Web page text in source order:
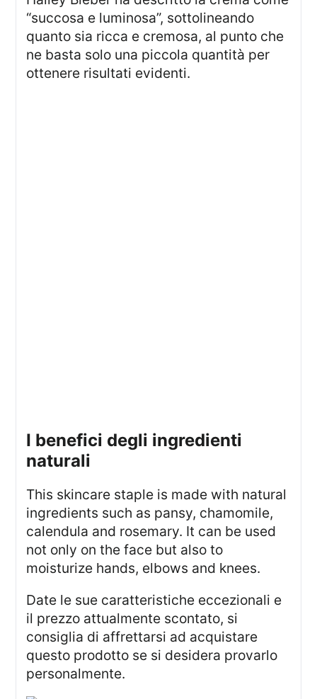
“succosa e luminosa”, sottolineando
quanto sia ricca e cremosa, al punto che
ne basta solo una piccola quantità per
ottenere risultati evidenti.
I benefici degli ingredienti
naturali
This skincare staple is made with natural
ingredients such as pansy, chamomile,
calendula and rosemary. It can be used
not only on the face but also to
moisturize hands, elbows and knees.
Date le sue caratteristiche eccezionali e
il prezzo attualmente scontato, si
consiglia di affrettarsi ad acquistare
questo prodotto se si desidera provarlo
personalmente.